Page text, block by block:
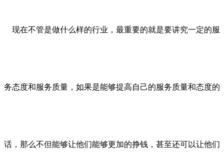
现在不管是做什么样的行业，最重要的就是要讲究一定的服
务态度和服务质量，如果是能够提高自己的服务质量和态度的
话，那么不但能够让他们能够更加的挣钱，甚至还可以让他们